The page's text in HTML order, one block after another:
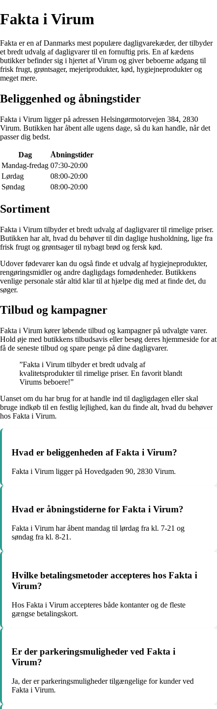
Fakta i Virum
Fakta er en af Danmarks mest populære dagligvarekæder, der tilbyder
et bredt udvalg af dagligvarer til en fornuftig pris. En af kædens
butikker befinder sig i hjertet af Virum og giver beboerne adgang til
frisk frugt, grøntsager, mejeriprodukter, kød, hygiejneprodukter og
meget mere.
Beliggenhed og åbningstider
Fakta i Virum ligger på adressen Helsingørmotorvejen 384, 2830
Virum. Butikken har åbent alle ugens dage, så du kan handle, når det
passer dig bedst.
Dag
Åbningstider
Mandag-fredag 07:30-20:00
Lørdag
08:00-20:00
Søndag
08:00-20:00
Sortiment
Fakta i Virum tilbyder et bredt udvalg af dagligvarer til rimelige priser.
Butikken har alt, hvad du behøver til din daglige husholdning, lige fra
frisk frugt og grøntsager til nybagt brød og fersk kød.
Udover fødevarer kan du også finde et udvalg af hygiejneprodukter,
rengøringsmidler og andre dagligdags fornødenheder. Butikkens
venlige personale står altid klar til at hjælpe dig med at finde det, du
søger.
Tilbud og kampagner
Fakta i Virum kører løbende tilbud og kampagner på udvalgte varer.
Hold øje med butikkens tilbudsavis eller besøg deres hjemmeside for at
få de seneste tilbud og spare penge på dine dagligvarer.
”Fakta i Virum tilbyder et bredt udvalg af
kvalitetsprodukter til rimelige priser. En favorit blandt
Virums beboere!”
Uanset om du har brug for at handle ind til dagligdagen eller skal
bruge indkøb til en festlig lejlighed, kan du finde alt, hvad du behøver
hos Fakta i Virum.
Hvad er beliggenheden af Fakta i Virum?
Fakta i Virum ligger på Hovedgaden 90, 2830 Virum.
Hvad er åbningstiderne for Fakta i Virum?
Fakta i Virum har åbent mandag til lørdag fra kl. 7-21 og
søndag fra kl. 8-21.
Hvilke betalingsmetoder accepteres hos Fakta i
Virum?
Hos Fakta i Virum accepteres både kontanter og de fleste
gængse betalingskort.
Er der parkeringsmuligheder ved Fakta i
Virum?
Ja, der er parkeringsmuligheder tilgængelige for kunder ved
Fakta i Virum.